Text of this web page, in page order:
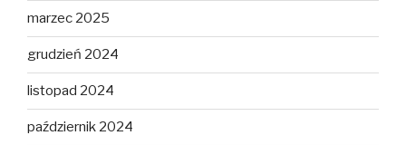
marzec 2025
grudzień 2024
listopad 2024
październik 2024